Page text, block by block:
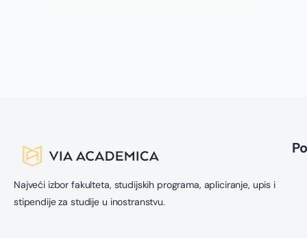
Najveći izbor fakulteta, studijskih programa, apliciranje, upis i
stipendije za studije u inostranstvu.